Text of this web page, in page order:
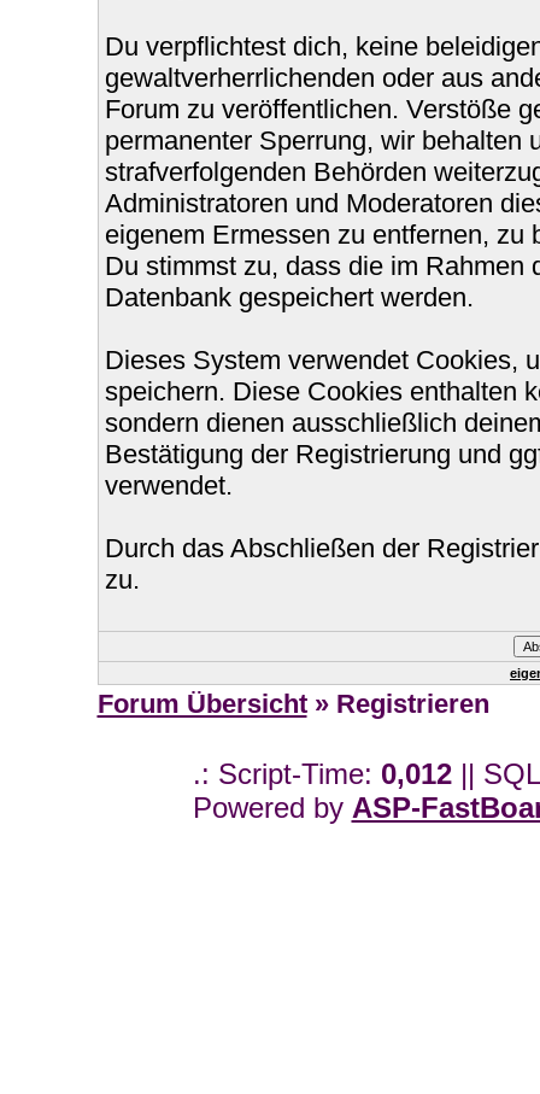
Du verpflichtest dich, keine
gewaltverherrlichenden oder aus
Forum zu veröffentlichen. Verstöße
permanenter Sperrung, wir behalten
strafverfolgenden Behörden
Administratoren und Moderatoren
eigenem Ermessen zu entfernen, zu
Du stimmst zu, dass die im Rahmen
Datenbank gespeichert werden.
Dieses System verwendet Cookies,
speichern. Diese Cookies enthalten
sondern dienen ausschließlich
Bestätigung der Registrierung und
verwendet.
Durch das Abschließen der
zu.
Forum Übersicht» Registrieren
.: Script-Time: 0,012||
Powered by ASP-